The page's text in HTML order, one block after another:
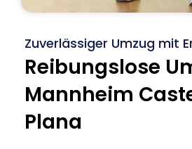
Zuverlässiger Umzug mit
Reibungslose
Mannheim
Plana